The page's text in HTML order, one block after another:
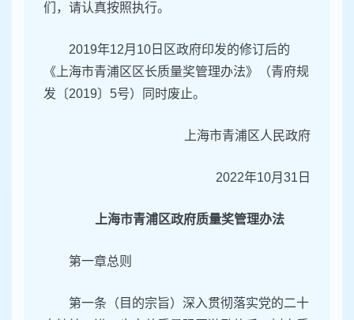
们，请认真按照执行。
2019年12月10日区政府印发的修订后的
《上海市青浦区区长质量奖管理办法》（青府规
发〔2019〕5号）同时废止。
上海市青浦区人民政府
2022年10月31日
上海市青浦区政府质量奖管理办法
第一章总则
第一条（目的宗旨）深入贯彻落实党的二十